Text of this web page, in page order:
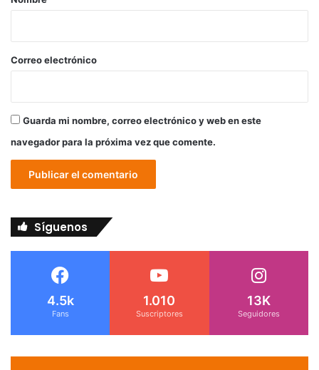
*
Correo electrónico
Guarda mi nombre, correo electrónico y web en este
navegador para la próxima vez que comente.
Síguenos
4.5k
Fans
1.010
Suscriptores
13K
Seguidores